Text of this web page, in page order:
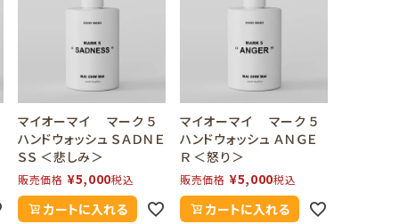
マイオーマイ マーク ５
ハンドウォッシュ ＳＡＤＮＥ
ＳＳ ＜悲しみ＞
販売価格 ¥5,000税込
カートに入れる
マイオーマイ マーク ５
ハンドウォッシュ ＡＮＧＥ
Ｒ ＜怒り＞
販売価格 ¥5,000税込
カートに入れる